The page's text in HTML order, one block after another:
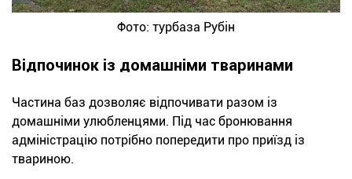
Фото: турбаза Рубін
Відпочинок із домашніми тваринами
Частина баз дозволяє відпочивати разом із
домашніми улюбленцями. Під час бронювання
адміністрацію потрібно попередити про приїзд із
твариною.